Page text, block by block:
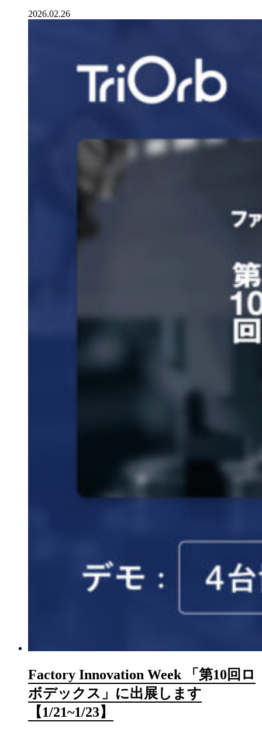
2026.02.26
Factory Innovation Week 「第10回ロ
ボデックス」に出展します
【1/21~1/23】